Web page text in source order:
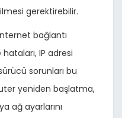
gerektirebilir.
bağlantı
IP adresi
sorunları bu
yeniden başlatma,
ağ ayarlarını